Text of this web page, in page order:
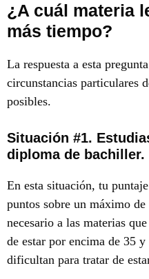
¿A cuál materia
más tiempo?
La respuesta a esta
circunstancias particulares
posibles.
Situación #1.
diploma de bachiller.
En esta situación, tu
puntos sobre un máximo
necesario a las materias
de estar por encima de 35
dificultan para tratar de